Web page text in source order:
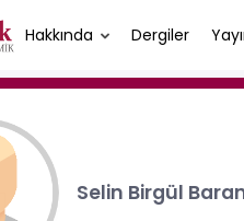
Hakkında Dergiler
Selin Birgül